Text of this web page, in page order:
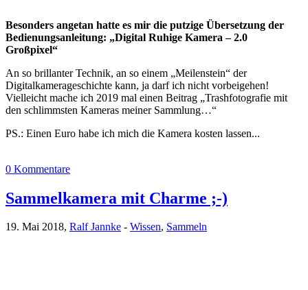
Besonders angetan hatte es mir die putzige Übersetzung der
Bedienungsanleitung: „Digital Ruhige Kamera – 2.0
Großpixel“
An so brillanter Technik, an so einem „Meilenstein“ der
Digitalkamerageschichte kann, ja darf ich nicht vorbeigehen!
Vielleicht mache ich 2019 mal einen Beitrag „Trashfotografie mit
den schlimmsten Kameras meiner Sammlung…“
PS.: Einen Euro habe ich mich die Kamera kosten lassen...
0 Kommentare
Sammelkamera mit Charme ;-)
19. Mai 2018, Ralf Jannke - Wissen, Sammeln